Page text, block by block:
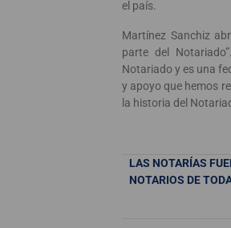
el país.
Martínez Sanchiz
parte del
Notariado y es una
y apoyo que hemos
la historia del
LAS NOTARÍAS
NOTARIOS DE